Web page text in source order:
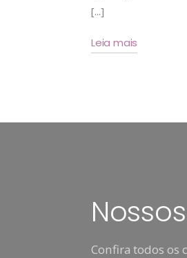
[...]
Leia mais
Confira todos os